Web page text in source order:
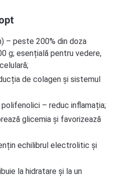
– peste 200% din doza
g; esențială pentru vedere,
de colagen și sistemul
– reduc inflamația;
glicemia și favorizează
echilibrul electrolitic și
la hidratare și la un